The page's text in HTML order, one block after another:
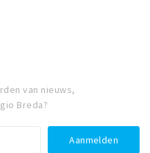
van nieuws,
Breda?